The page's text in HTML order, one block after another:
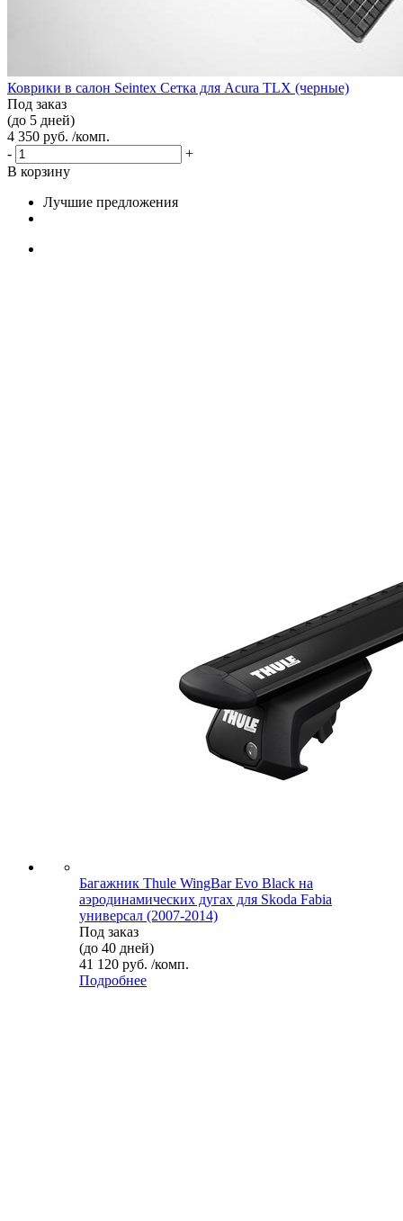
Коврики в салон Seintex Сетка для Acura TLX (черные)
Под заказ
(до 5 дней)
4 350 руб. /комп.
-
+
В корзину
Лучшие предложения
Багажник Thule WingBar Evo Black на
аэродинамических дугах для Skoda Fabia
универсал (2007-2014)
Под заказ
(до 40 дней)
41 120 руб. /комп.
Подробнее